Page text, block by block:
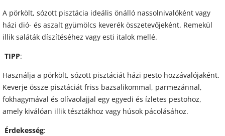
A pörkölt, sózott pisztácia ideális önálló nassolnivalóként vagy
házi dió- és aszalt gyümölcs keverék összetevőjeként. Remekül
illik saláták díszítéséhez vagy esti italok mellé.
TIPP:
Használja a pörkölt, sózott pisztáciát házi pesto hozzávalójaként.
Keverje össze pisztáciát friss bazsalikommal, parmezánnal,
fokhagymával és olívaolajjal egy egyedi és ízletes pestohoz,
amely kiválóan illik tésztákhoz vagy húsok pácolásához.
Érdekesség: